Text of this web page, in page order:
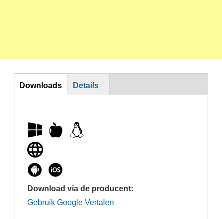
DL
Downloads
Details
Download via de producent:
Gebruik Google Vertalen